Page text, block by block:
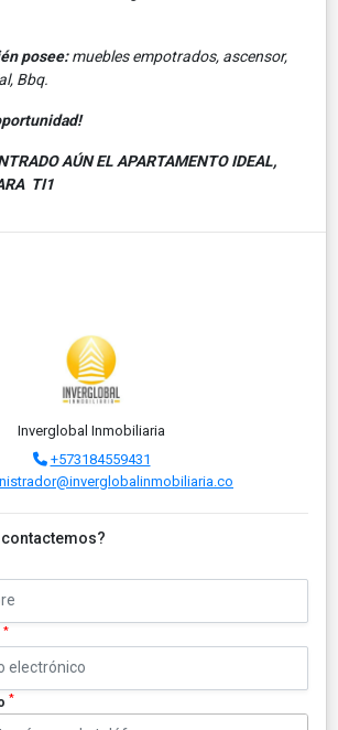
posee:muebles empotrados, ascensor,
Bbq.
AÚN EL APARTAMENTO IDEAL,
TI1
Inverglobal Inmobiliaria
+573184559431
*
*